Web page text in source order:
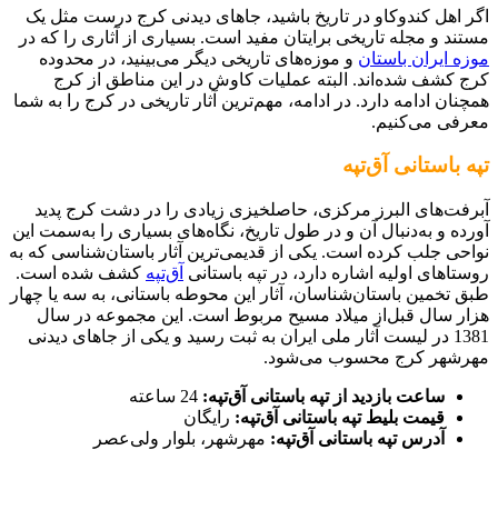
اگر اهل کندوکاو در تاریخ باشید، جاهای دیدنی کرج درست مثل یک
مستند و مجله تاریخی برایتان مفید است. بسیاری از آثاری را که در
موزه ایران باستان و موزه‌های تاریخی دیگر می‌بینید، در محدوده
کرج کشف شده‌اند. البته عملیات کاوش در این مناطق از کرج
همچنان ادامه دارد. در ادامه، مهم‌ترین آثار تاریخی در کرج را به شما
معرفی می‌کنیم.
تپه باستانی آق‌تپه
آبرفت‌های البرز مرکزی، حاصلخیزی زیادی را در دشت کرج پدید
آورده و به‌دنبال آن و در طول تاریخ، نگاه‌های بسیاری را به‌سمت این
نواحی جلب کرده است. یکی از قدیمی‌ترین آثار باستان‌شناسی که به
روستاهای اولیه اشاره دارد، در تپه باستانی آق‌تپه کشف شده است.
طبق تخمین باستان‌شناسان، آثار این محوطه باستانی، به سه یا چهار
هزار سال قبل‌از میلاد مسیح مربوط است. این مجموعه در سال
1381 در لیست آثار ملی ایران به ثبت رسید و یکی از جاهای دیدنی
مهرشهر کرج محسوب می‌شود.
ساعت بازدید از تپه باستانی آق‌تپه:
قیمت بلیط تپه باستانی آق‌تپه: رایگان
آدرس تپه باستانی آق‌تپه: مهرشهر، بلوار ولی‌عصر